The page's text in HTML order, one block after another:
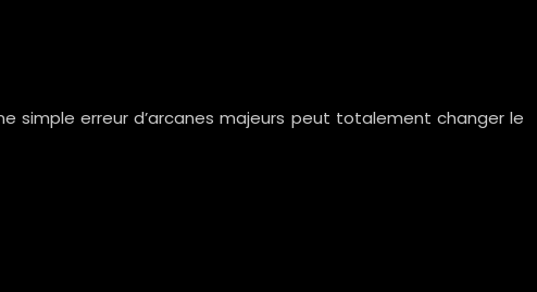
simple erreur d’arcanes majeurs peut totalement changer le